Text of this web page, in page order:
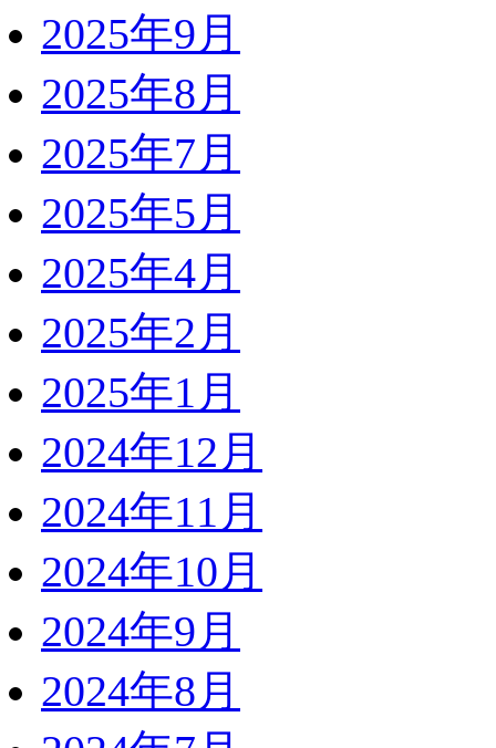
2025年9月
2025年8月
2025年7月
2025年5月
2025年4月
2025年2月
2025年1月
2024年12月
2024年11月
2024年10月
2024年9月
2024年8月